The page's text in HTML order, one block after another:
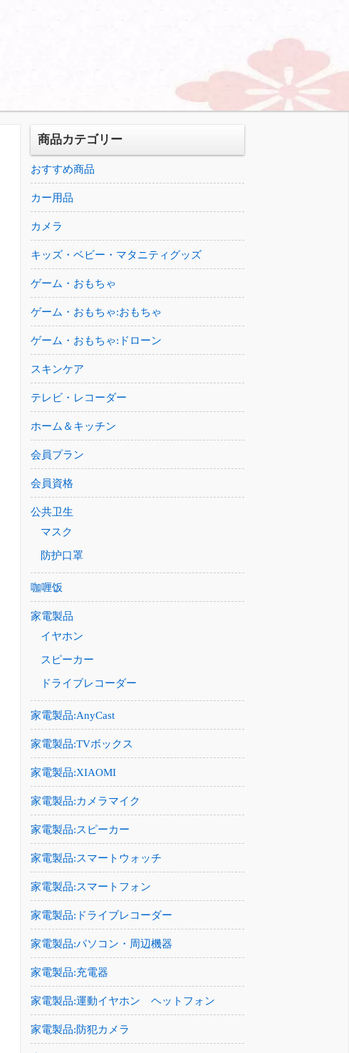
商品カテゴリー
おすすめ商品
カー用品
カメラ
キッズ・ベビー・マタニティグッズ
ゲーム・おもちゃ
ゲーム・おもちゃ:おもちゃ
ゲーム・おもちゃ:ドローン
スキンケア
テレビ・レコーダー
ホーム＆キッチン
会員プラン
会員資格
公共卫生
マスク
防护口罩
咖喱饭
家電製品
イヤホン
スピーカー
ドライブレコーダー
家電製品:AnyCast
家電製品:TVボックス
家電製品:XIAOMI
家電製品:カメラマイク
家電製品:スピーカー
家電製品:スマートウォッチ
家電製品:スマートフォン
家電製品:ドライブレコーダー
家電製品:パソコン・周辺機器
家電製品:充電器
家電製品:運動イヤホン ヘットフォン
家電製品:防犯カメラ